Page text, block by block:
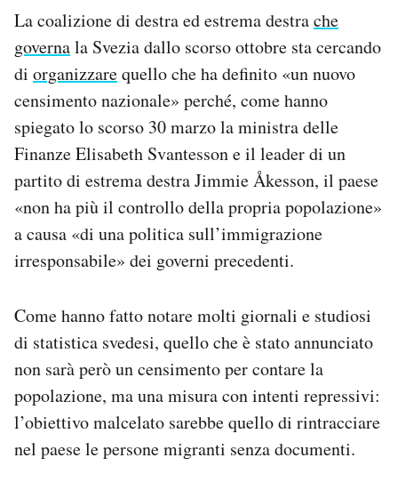
Area Personale
Newsletter
Notifiche mobile
Esci
La coalizione di destra ed estrema destrache
governala Svezia dallo scorso ottobre sta cercando
di organizzarequello che ha definito «un nuovo
censimento nazionale» perché, come hanno
spiegato lo scorso 30 marzo la ministra delle
Finanze Elisabeth Svantesson e il leader di un
partito di estrema destra Jimmie Åkesson, il paese
«non ha più il controllo della propria popolazione»
a causa «di una politica sull’immigrazione
irresponsabile» dei governi precedenti.
Come hanno fatto notare molti giornali e studiosi
di statistica svedesi, quello che è stato annunciato
non sarà però un censimento per contare la
popolazione, ma una misura con intenti repressivi:
l’obiettivo malcelato sarebbe quello di rintracciare
nel paese le persone migranti senza documenti.